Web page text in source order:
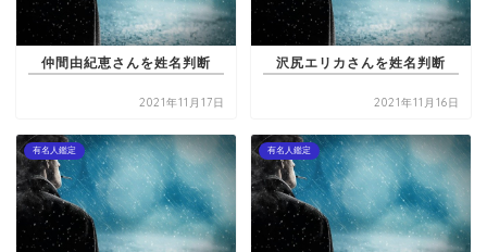
仲間由紀恵さんを姓名判断
2021年11月17日
沢尻エリカさんを姓名判断
2021年11月16日
有名人鑑定 有名人鑑定